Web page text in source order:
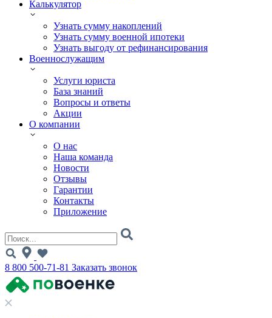
Калькулятор
Узнать сумму накоплений
Узнать сумму военной ипотеки
Узнать выгоду от рефинансирования
Военнослужащим
Услуги юриста
База знаний
Вопросы и ответы
Акции
О компании
О нас
Наша команда
Новости
Отзывы
Гарантии
Контакты
Приложение
8 800 500-71-81 Заказать звонок